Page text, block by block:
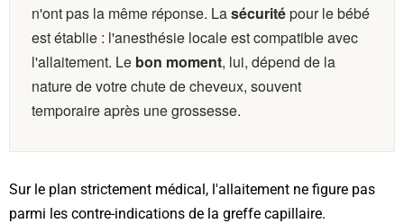
n'ont pas la même réponse. Lasécuritépour le bébé
est établie : l'anesthésie locale est compatible avec
l'allaitement. Le bon moment, lui, dépend de la
nature de votre chute de cheveux, souvent
temporaire après une grossesse.
Sur le plan strictement médical, l'allaitement ne figure pas
parmi les contre-indications de la greffe capillaire.